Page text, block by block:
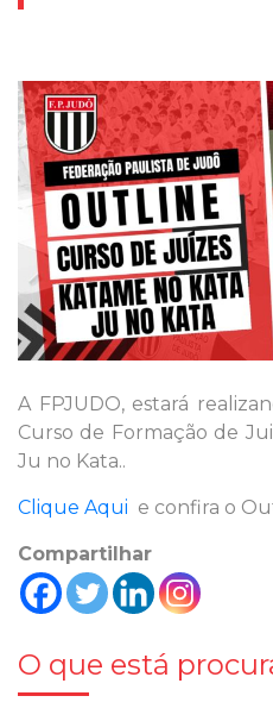
A FPJUDO, estará
Curso de Formação de
Ju no Kata..
Clique Aqui e confira o
Compartilhar
O que está